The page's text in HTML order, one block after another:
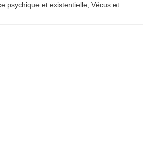
psychique et existentielle, Vécus et